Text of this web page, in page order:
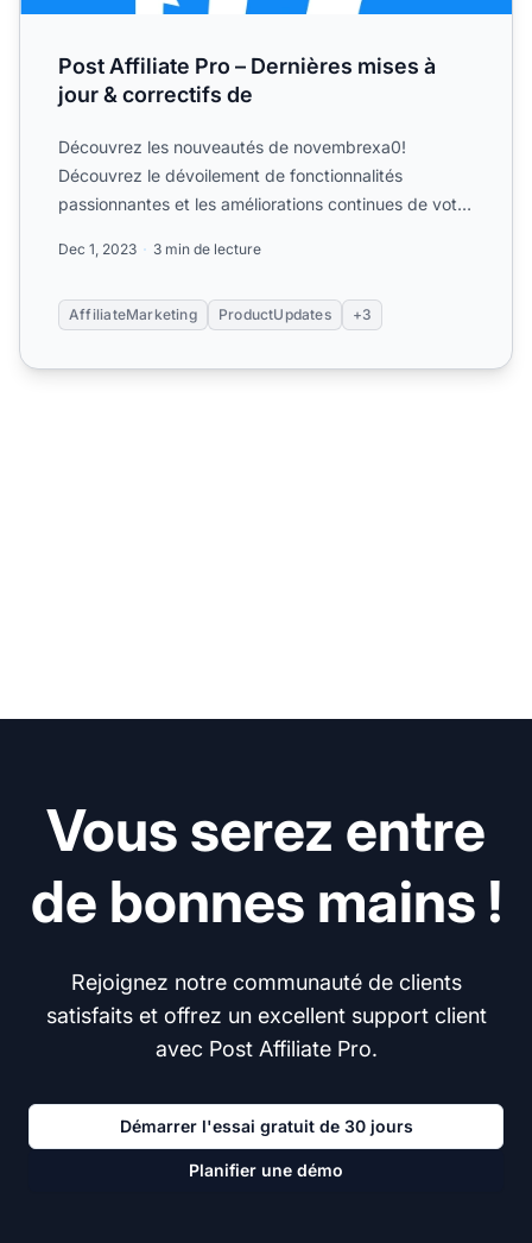
Post Affiliate Pro – Dernières mises à
jour & correctifs de
Découvrez les nouveautés de novembrexa0!
Découvrez le dévoilement de fonctionnalités
passionnantes et les améliorations continues de votre
Dec 1, 2023 3 min de lecture
AffiliateMarketing ProductUpdates +3
Vous serez entre
de bonnes mains !
Rejoignez notre communauté de clients
satisfaits et offrez un excellent support client
avec Post Affiliate Pro.
Démarrer l'essai gratuit de 30 jours
Planifier une démo